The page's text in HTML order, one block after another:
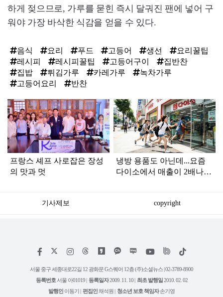
하게 젖으므로, 가루를 묻힌 즉시 달궈진 팬에 넣어 구
워야 가장 바삭한 식감을 얻을 수 있다.
음식 요리 푸드 고등어 생선
요리꿀팁
레시피
레시피꿀팁 고등어구이
집반찬
집밥
튀김가루 카레가루
녹차가루
고등어요리
반찬
탑
라
인
프랑스 셰프 사로잡은 장성
의 맛과 멋
냉방 용품도 아닌데...요즘
다이소에서 매출이 2배나
기사제보 copyright
페
스
인
타
램
위
트
유
튜
틱
서울 중구 세종대로22길 12 광화문 G스퀘어 12층 (주)소셜뉴스 | 02-3789-8900
등록번호서울 아01019 | 등록일자2009. 11. 10 | 최초 발행일 2010. 02. 02
발행인 이동기 | 편집인채석원 | 청소년 보호 책임자손기영